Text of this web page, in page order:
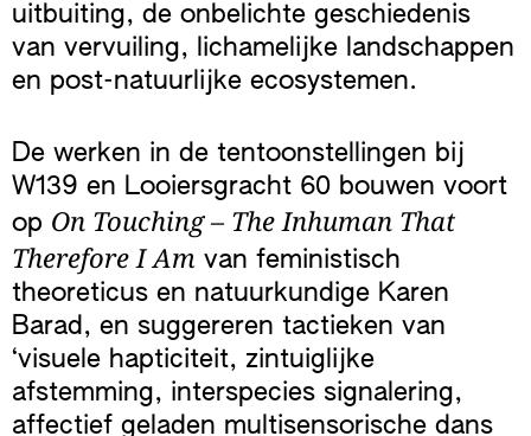
uitbuiting, de onbelichte geschiedenis
van vervuiling, lichamelijke landschappen
en post-natuurlijke ecosystemen.
De werken in de tentoonstellingen bij
W139 en Looiersgracht 60 bouwen voort
op On Touching – The Inhuman That
Therefore I Am van feministisch
theoreticus en natuurkundige Karen
Barad, en suggereren tactieken van
‘visuele hapticiteit, zintuiglijke
afstemming, interspecies signalering,
affectief geladen multisensorische dans